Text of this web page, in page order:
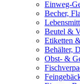
Einweg-
Becher,
Beutel &
Etiketten
Behälter,
Obst- &